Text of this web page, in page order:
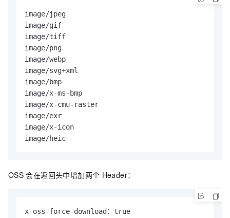
image/jpeg
image/gif
image/tiff
image/png
image/webp
image/svg+xml
image/bmp
image/x-ms-bmp
image/x-cmu-raster
image/exr
image/x-icon
image/heic
OSS 会在返回头中增加两个 Header：
x-oss-force-download：true